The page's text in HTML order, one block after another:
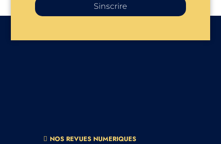
Sinscrire
NOS REVUES NUMERIQUES